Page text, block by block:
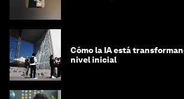
Cómo la IA está
nivel inicial